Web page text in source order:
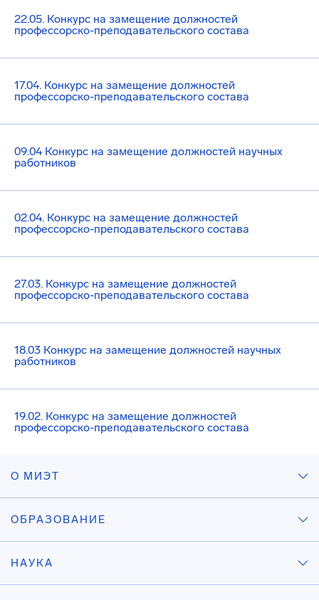
22.05. Конкурс на замещение должностей
профессорско-преподавательского состава
17.04. Конкурс на замещение должностей
профессорско-преподавательского состава
09.04 Конкурс на замещение должностей научных
работников
02.04. Конкурс на замещение должностей
профессорско-преподавательского состава
27.03. Конкурс на замещение должностей
профессорско-преподавательского состава
18.03 Конкурс на замещение должностей научных
работников
19.02. Конкурс на замещение должностей
профессорско-преподавательского состава
О МИЭТ
ОБРАЗОВАНИЕ
НАУКА